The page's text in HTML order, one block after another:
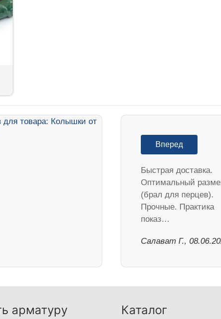
Вперед
Быстрая доставка.
Оптимальный
(брал для перцев).
Прочные. Практика
показ…
Салават Г.,
арматуру Каталог